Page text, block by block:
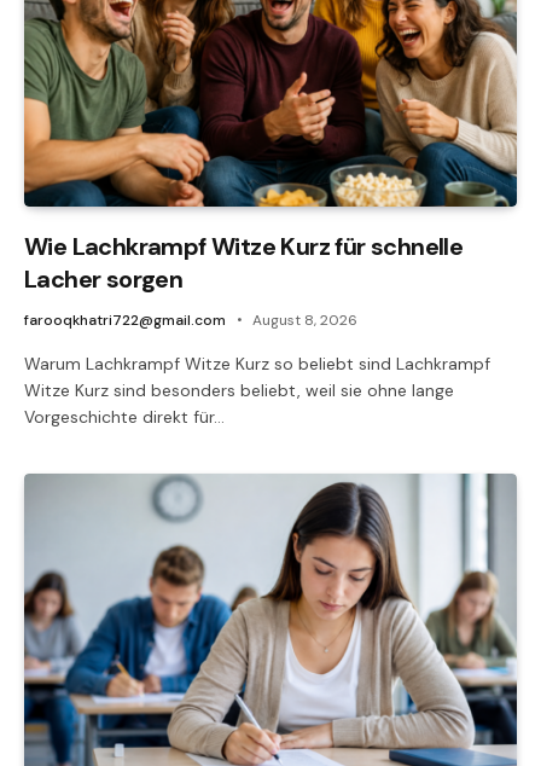
Wie Lachkrampf Witze Kurz für schnelle
Lacher sorgen
farooqkhatri722@gmail.com August 8, 2026
Warum Lachkrampf Witze Kurz so beliebt sind Lachkrampf
Witze Kurz sind besonders beliebt, weil sie ohne lange
Vorgeschichte direkt für…